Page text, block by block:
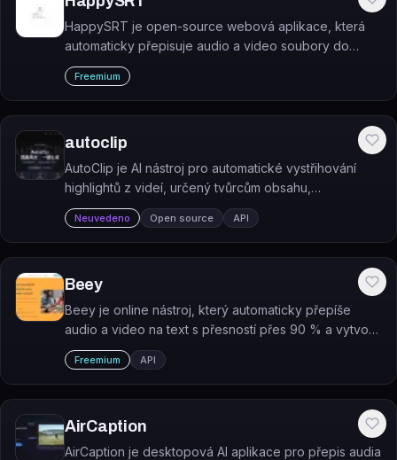
HappySRT je open-source webová aplikace, která
automaticky přepisuje audio a video soubory do
textu, překládá je do více jazyků a generuje shrnutí.
Freemium
autoclip
AutoClip je AI nástroj pro automatické vystřihování
highlightů z videí, určený tvůrcům obsahu,
vzdělávacím institucím a firmám.
Neuvedeno Open source API
Beey
Beey je online nástroj, který automaticky přepíše
audio a video na text s přesností přes 90 % a vytvoří
titulky.
Freemium API
AirCaption
AirCaption je desktopová AI aplikace pro přepis audia